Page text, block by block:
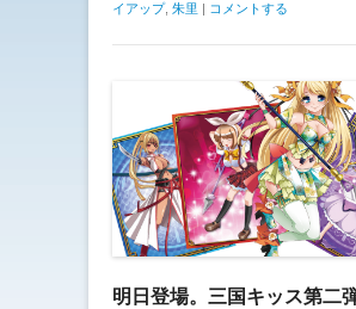
イアップ, 朱里 | コメントする
明日登場。三国キッス第二